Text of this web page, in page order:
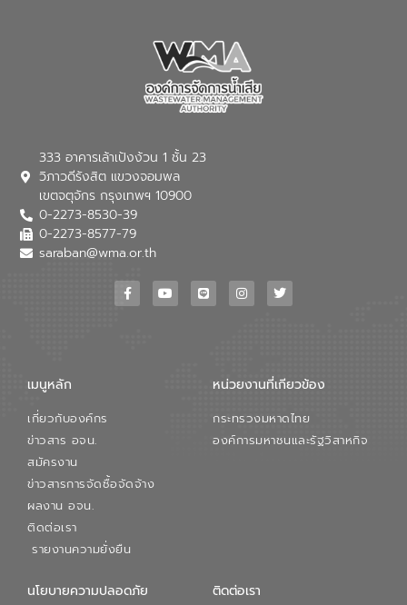
333 อาคารเล้าเป้งง้วน 1 ชั้น 23
วิภาวดีรังสิต แขวงจอมพล
เขตจตุจักร กรุงเทพฯ 10900
0-2273-8530-39
0-2273-8577-79
saraban@wma.or.th
เมนูหลัก
เกี่ยวกับองค์กร
ข่าวสาร อจน.
สมัครงาน
ข่าวสารการจัดซื้อจัดจ้าง
ผลงาน อจน.
ติดต่อเรา
รายงานความยั่งยืน
หน่วยงานที่เกียวข้อง
กระทรวงมหาดไทย
องค์การมหาชนและรัฐวิสาหกิจ
นโยบายความปลอดภัย ติดต่อเรา